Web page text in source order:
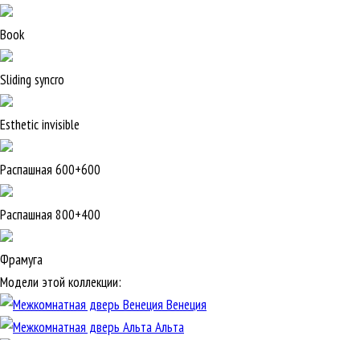
Book
Sliding syncro
Esthetic invisible
Распашная 600+600
Распашная 800+400
Фрамуга
Модели этой коллекции:
Венеция
Альта